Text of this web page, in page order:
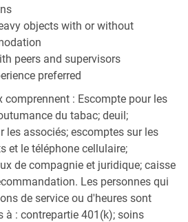
objects with or without
peers and supervisors
preferred
comprennent : Escompte pour les
du tabac; deuil;
associés; escomptes sur les
et le téléphone cellulaire;
de compagnie et juridique; caisse
Les personnes qui
de service ou d'heures sont
à : contrepartie 401(k); soins